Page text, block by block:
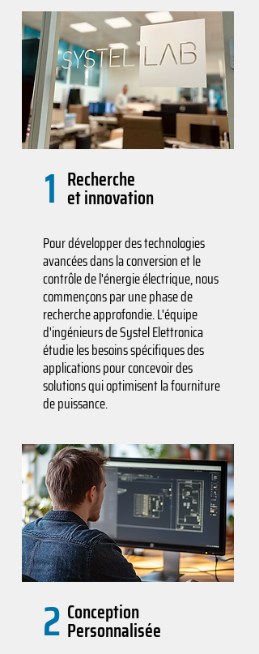
1 Recherche
et innovation
Pour développer des technologies
avancées dans la conversion et le
contrôle de l'énergie électrique, nous
commençons par une phase de
recherche approfondie. L'équipe
d'ingénieurs de Systel Elettronica
étudie les besoins spécifiques des
applications pour concevoir des
solutions qui optimisent la fourniture
de puissance.
2 Conception
Personnalisée